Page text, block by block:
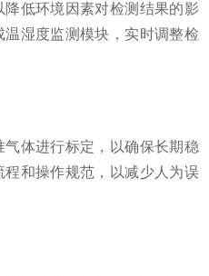
低环境因素对检测结果的影
湿度监测模块，实时调整检
体进行标定，以确保长期稳
和操作规范，以减少人为误